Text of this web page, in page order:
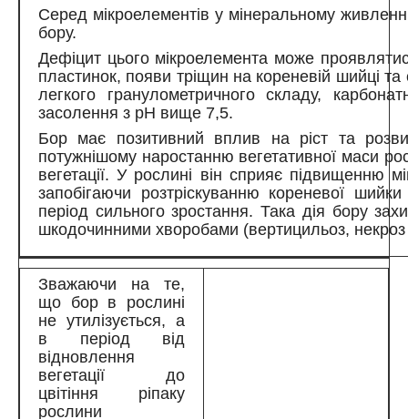
Серед мікроелементів у мінеральному
бору.
Дефіцит цього мікроелемента може
пластинок, появи тріщин на кореневій шийці
легкого гранулометричного складу,
засолення з pH вище 7,5.
Бор має позитивний вплив на ріст та
потужнішому наростанню вегетативної маси
вегетації. У рослині він сприяє підвищенню
запобігаючи розтріскуванню кореневої
період сильного зростання. Така дія бору
шкодочинними хворобами (вертицильоз,
Зважаючи на те,
що бор в рослині
не утилізується, а
в період від
відновлення
вегетації до
цвітіння ріпаку
рослини